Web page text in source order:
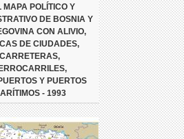
MAPA POLÍTICO Y
DE BOSNIA Y
CON ALIVIO,
DE CIUDADES,
CARRETERAS,
Y PUERTOS
- 1993